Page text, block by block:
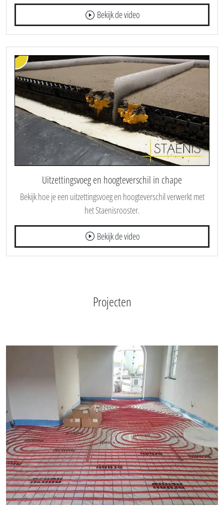
Bekijk de video
Uitzettingsvoeg en hoogteverschil in chape
Bekijk hoe je een uitzettingsvoeg en hoogteverschil verwerkt met
het Staenisrooster.
Bekijk de video
Projecten